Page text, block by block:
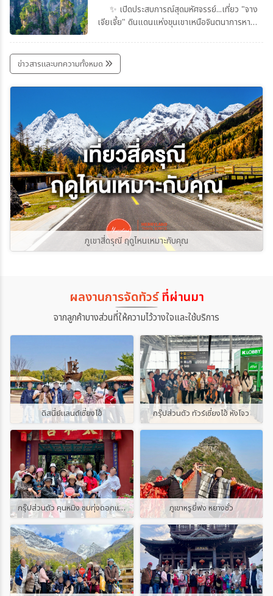
✨ เปิดประสบการณ์สุดมหัศจรรย์...เที่ยว "จาง
เจียเจี้ย" ดินแดนแห่งขุนเขาเหนือจินตนาการหาก
ไปด้วยเสน่ห์ จางเจียเจี้ยคือจุดหมายที่ไม่ควรพลาด
สักครั้งในชีวิตจางเจียเจี้ย ดินแดนมรดกโลกที่โด่ง
ดังด้วยแท่งหินทรายสูงนับพันยอด สร้าง
ทัศนียภาพแปลกตาราวกับโลกในภาพยนตร์
Avatar สูดอากาศบริสุทธิ์ พร้อมสัมผัสธรรมชาติ
ที่สวยงามในทุกฤดูกาล
ข่าวสารและบทความทั้งหมด
ภูเขาสี่ดรุณี ฤดูไหนเหมาะกับคุณ
ผลงานการจัดทัวร์ที่ผ่านมา
จากลูกค้าบางส่วนที่ให้ความไว้วางใจและใช้บริการ
ดิสนี่ย์แลนด์เซี่ยงไฮ้ กรุ๊ปส่วนตัว ทัวร์เซี่ยงไฮ้ หังโจว
กรุ๊ปส่วนตัว คุนหมิง ชมทุ่งดอกแจกกาแรนด้า ภูเขาหรูยี่ฟง หยางซั่ว